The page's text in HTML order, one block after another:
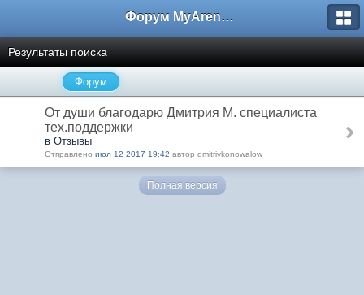
Форум MyArena.ru
Результаты поиска
Форум
От души благодарю Дмитрия М. специалиста
тех.поддержки
в Отзывы
Отправлено июл 12 2017 19:42 автор dmitriykonowalow
Полная версия